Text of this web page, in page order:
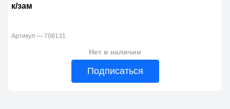
к/зам
Артикул — 708131
Нет в наличии
Подписаться